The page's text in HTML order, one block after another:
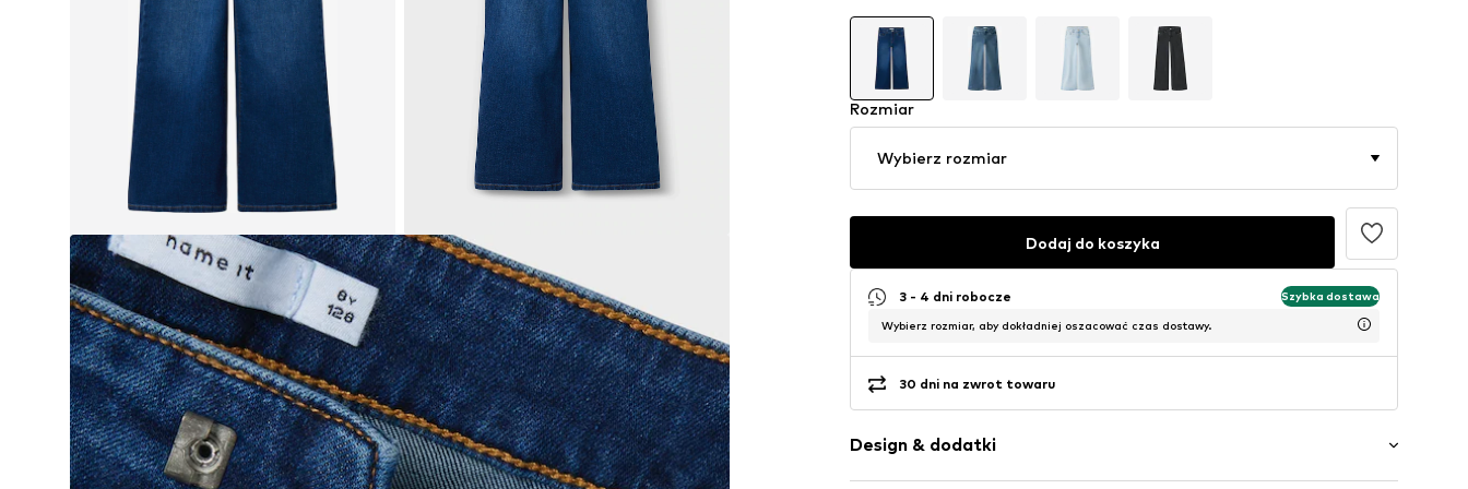
Rozmiar
Wybierz rozmiar
Dodaj do koszyka
3 - 4 dni robocze Szybka dostawa
Wybierz rozmiar, aby dokładniej oszacować czas dostawy.
30 dni na zwrot towaru
Design & dodatki